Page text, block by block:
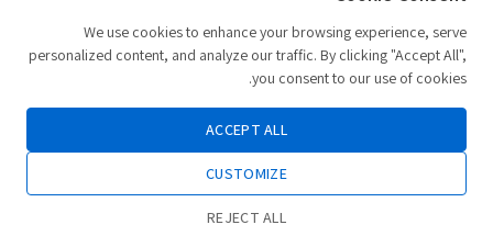
הוספה לסל 0
We use cookies to enhance your browsing experience, serve
personalized content, and analyze our traffic. By clicking "Accept All",
you consent to our use of cookies.
ACCEPT ALL
CUSTOMIZE
REJECT ALL